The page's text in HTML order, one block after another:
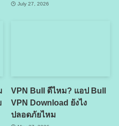
July 27, 2026
VPN Bull ดีไหม? แอป Bull
VPN Download ยังไง
ปลอดภัยไหม